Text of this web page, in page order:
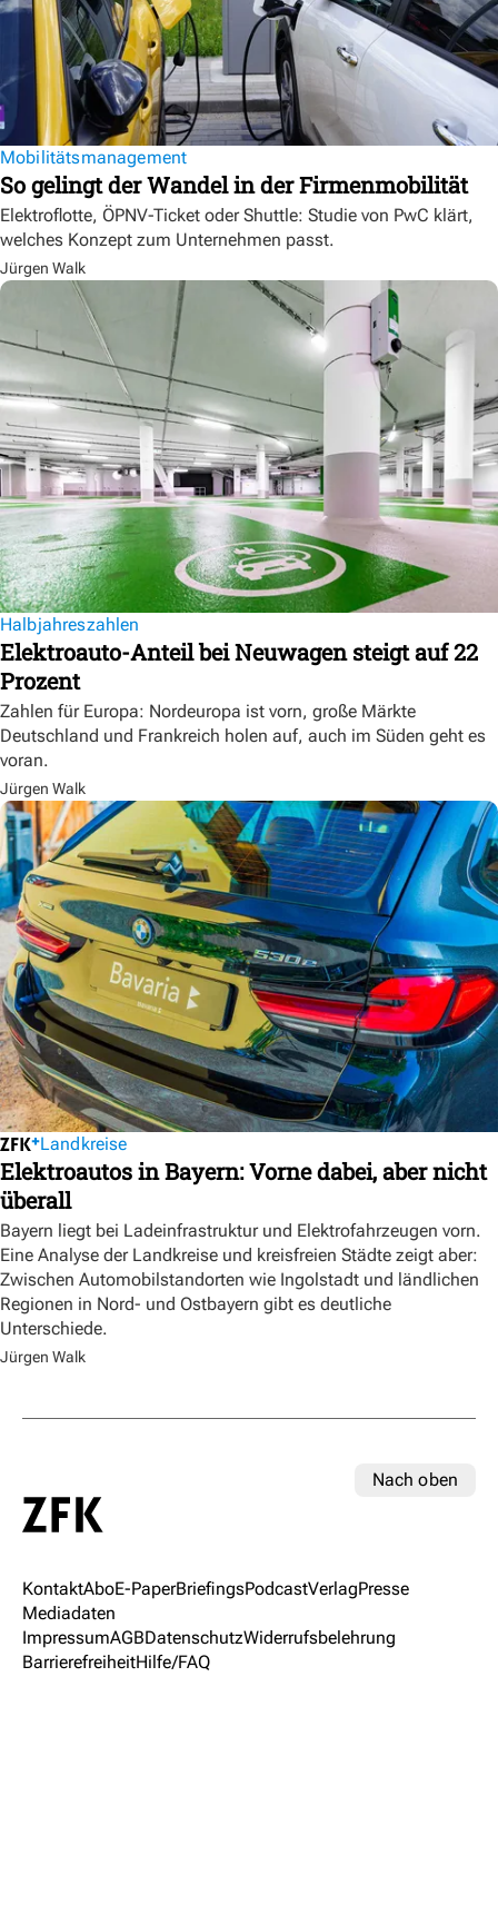
Mobilitätsmanagement
So gelingt der Wandel in der Firmenmobilität
Elektroflotte, ÖPNV-Ticket oder Shuttle: Studie von PwC klärt,
welches Konzept zum Unternehmen passt.
Jürgen Walk
Halbjahreszahlen
Elektroauto-Anteil bei Neuwagen steigt auf 22
Prozent
Zahlen für Europa: Nordeuropa ist vorn, große Märkte
Deutschland und Frankreich holen auf, auch im Süden geht es
voran.
Jürgen Walk
Landkreise
Elektroautos in Bayern: Vorne dabei, aber nicht
überall
Bayern liegt bei Ladeinfrastruktur und Elektrofahrzeugen vorn.
Eine Analyse der Landkreise und kreisfreien Städte zeigt aber:
Zwischen Automobilstandorten wie Ingolstadt und ländlichen
Regionen in Nord- und Ostbayern gibt es deutliche
Unterschiede.
Jürgen Walk
Nach oben
KontaktAboE-PaperBriefingsPodcastVerlagPresse
Mediadaten
ImpressumAGBDatenschutzWiderrufsbelehrung
BarrierefreiheitHilfe/FAQ